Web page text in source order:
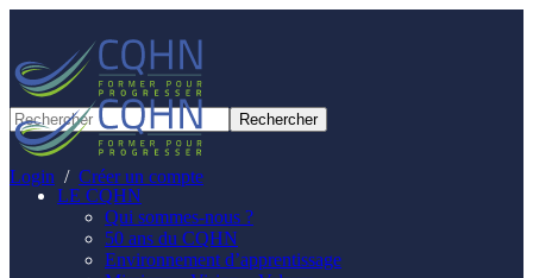
Login / Créer un compte
LE CQHN
Qui sommes-nous ?
50 ans du CQHN
Environnement d’apprentissage
Panneau de gestion des cookies